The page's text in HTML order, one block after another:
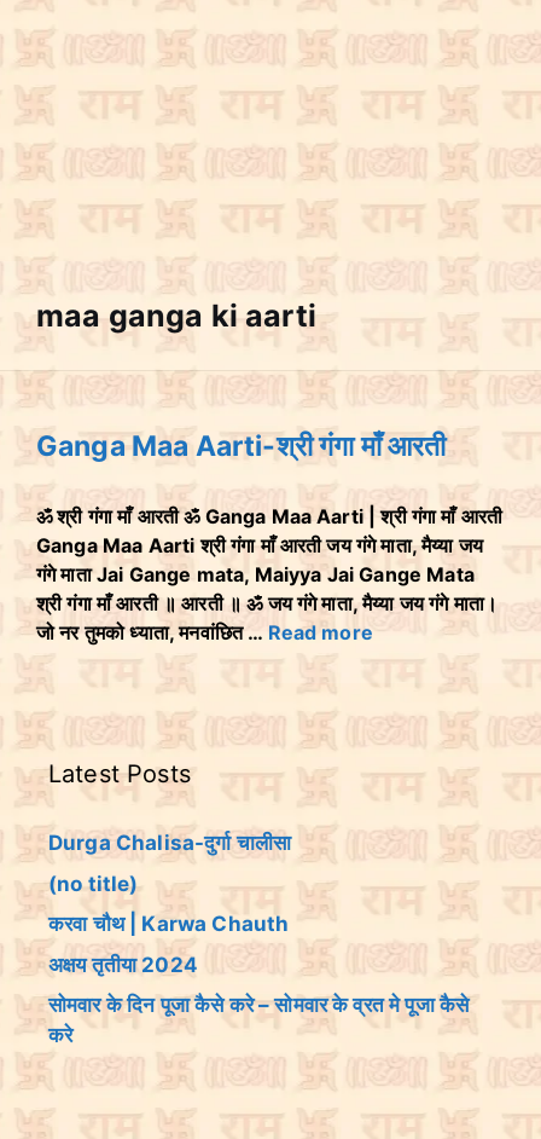
maa ganga ki aarti
Ganga Maa Aarti-श्री गंगा माँ आरती
ॐ श्री गंगा माँ आरती ॐ Ganga Maa Aarti | श्री गंगा माँ आरती
Ganga Maa Aarti श्री गंगा माँ आरती जय गंगे माता, मैय्या जय
गंगे माता Jai Gange mata, Maiyya Jai Gange Mata
श्री गंगा माँ आरती ॥ आरती ॥ ॐ जय गंगे माता, मैय्या जय गंगे माता।
जो नर तुमको ध्याता, मनवांछित … Read more
Latest Posts
Durga Chalisa-दुर्गा चालीसा
(no title)
करवा चौथ | Karwa Chauth
अक्षय तृतीया 2024
सोमवार के दिन पूजा कैसे करे – सोमवार के व्रत मे पूजा कैसे
करे